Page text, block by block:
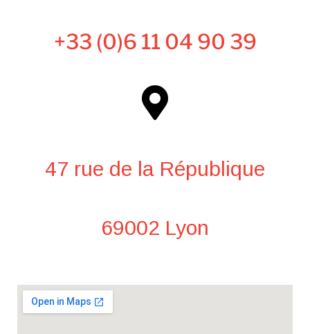
+33 (0)6 11 04 90 39
47 rue de la République
69002 Lyon